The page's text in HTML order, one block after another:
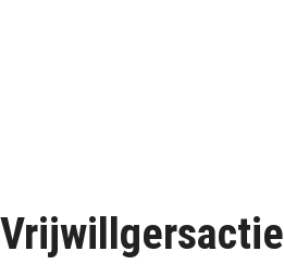
Vrijwillgersactie